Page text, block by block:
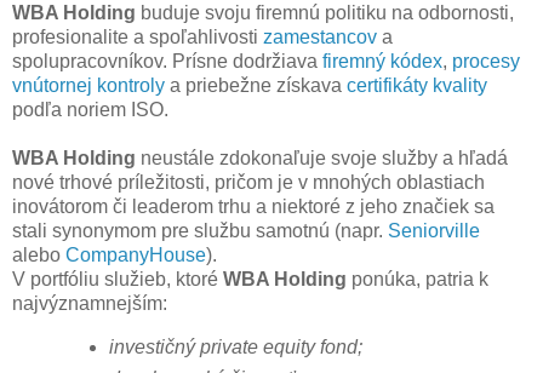
WBA Holding buduje svoju firemnú politiku na odbornosti,
profesionalite a spoľahlivosti zamestancov a
spolupracovníkov. Prísne dodržiava firemný kódex, procesy
vnútornej kontroly a priebežne získava certifikáty kvality
podľa noriem ISO.
WBA Holding neustále zdokonaľuje svoje služby a hľadá
nové trhové príležitosti, pričom je v mnohých oblastiach
inovátorom či leaderom trhu a niektoré z jeho značiek sa
stali synonymom pre službu samotnú (napr. Seniorville
alebo CompanyHouse).
V portfóliu služieb, ktoré WBA Holding ponúka, patria k
najvýznamnejším:
investičný private equity fond;